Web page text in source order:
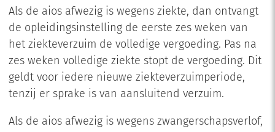
Als de aios afwezig is wegens ziekte, dan ontvangt
de opleidingsinstelling de eerste zes weken van
het ziekteverzuim de volledige vergoeding. Pas na
zes weken volledige ziekte stopt de vergoeding. Dit
geldt voor iedere nieuwe ziekteverzuimperiode,
tenzij er sprake is van aansluitend verzuim.
Als de aios afwezig is wegens zwangerschapsverlof,